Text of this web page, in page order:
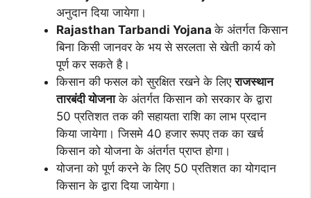
अनुदान दिया जायेगा।
Rajasthan Tarbandi Yojanaके अंतर्गत किसान
बिना किसी जानवर के भय से सरलता से खेती कार्य को
पूर्ण कर सकते है।
किसान की फसल को सुरक्षित रखने के लिएराजस्थान
तारबंदी योजनाके अंतर्गत किसान को सरकार के द्वारा
50 प्रतिशत तक की सहायता राशि का लाभ प्रदान
किया जायेगा। जिसमे 40 हजार रूपए तक का खर्च
किसान को योजना के अंतर्गत प्राप्त होगा।
योजना को पूर्ण करने के लिए 50 प्रतिशत का योगदान
किसान के द्वारा दिया जायेगा।